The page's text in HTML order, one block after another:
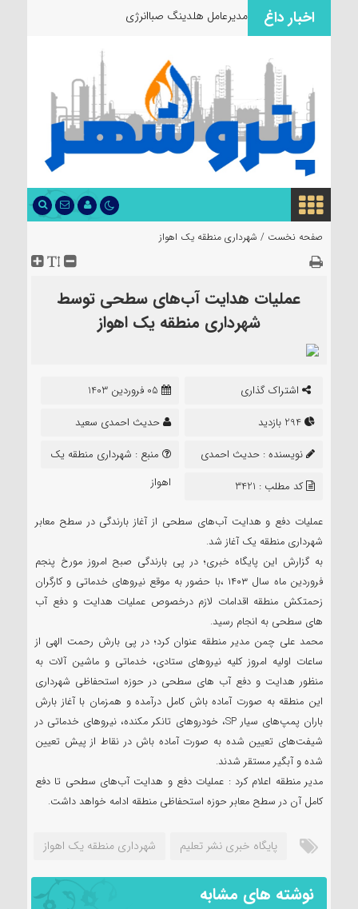
اخبار داغ مدیرعامل هلدینگ صباانرژی از مواکب
صفحه نخست / شهرداری منطقه یک اهواز
عملیات هدایت آب‌های سطحی توسط
شهرداری منطقه یک اهواز
اشتراک گذاری
05 فروردین 1403
حدیث احمدی سعید
نویسنده : حدیث احمدی
سعید
منبع : شهرداری منطقه یک
اهواز
کد مطلب : 3421
عملیات دفع و هدایت آب‌های سطحی از آغاز بارندگی در سطح معابر
شهرداری منطقه یک آغاز شد.
به گزارش این پایگاه خبری؛ در پی بارندگی صبح امروز مورخ پنجم
فروردین ماه سال ۱۴۰۳ ،با حضور به موقع نیروهای خدماتی و کارگران
زحمتکش منطقه اقدامات لازم درخصوص عملیات هدایت و دفع آب
های سطحی به انجام رسید.
محمد علی چمن مدیر منطقه عنوان کرد؛ در پی بارش رحمت الهی از
ساعات اولیه امروز کلیه نیروهای ستادی، خدماتی و ماشین آلات به
منظور هدایت و دفع آب های سطحی در حوزه استحفاظی شهرداری
این منطقه به صورت آماده باش کامل درآمده و همزمان با آغاز بارش
باران پمپ‌های سیار SP، خودروهای تانکر مکنده، نیروهای خدماتی در
شیفت‌های تعیین شده به صورت آماده باش در نقاط از پیش تعیین
شده و آبگیر مستقر شدند.
مدیر منطقه اعلام کرد : عملیات دفع و هدایت آب‌های سطحی تا دفع
کامل آن در سطح معابر حوزه استحفاظی منطقه ادامه خواهد داشت.
پایگاه خبری نشر تعلیم شهرداری منطقه یک اهواز
نوشته های مشابه